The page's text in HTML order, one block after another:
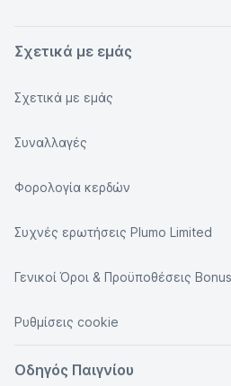
Σχετικά με εμάς
Σχετικά με εμάς
Συναλλαγές
Φορολογία κερδών
Συχνές ερωτήσεις Plumo Limited
Γενικοί Όροι & Προϋποθέσεις Bonus
Ρυθμίσεις cookie
Οδηγός Παιγνίου